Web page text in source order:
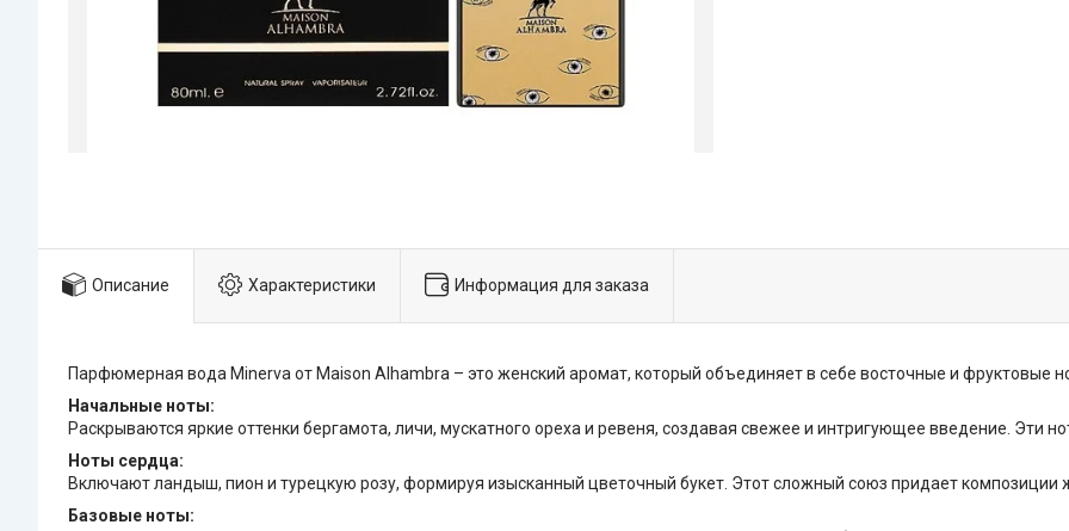
Описание Характеристики Информация для заказа
Парфюмерная вода Minerva от Maison Alhambra – это женский аромат, который объединяет в себе восточные и фруктовые
Начальные ноты:
Раскрываются яркие оттенки бергамота, личи, мускатного ореха и ревеня, создавая свежее и интригующее введение. Эти
Ноты сердца:
Включают ландыш, пион и турецкую розу, формируя изысканный цветочный букет. Этот сложный союз придает композиции
Базовые ноты: